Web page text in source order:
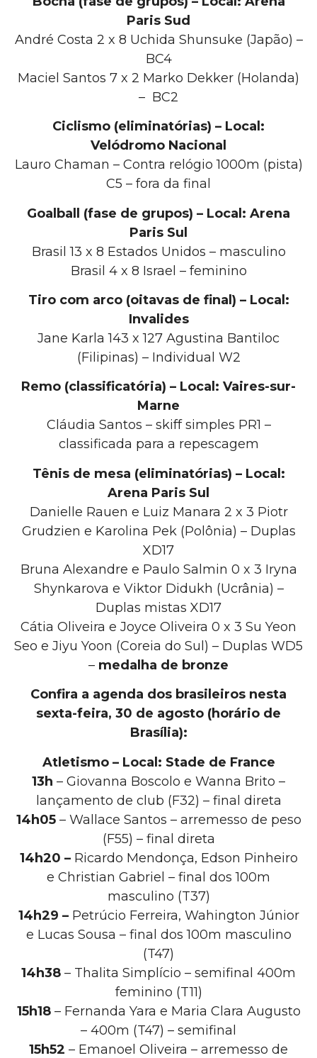
Paris Sud
André Costa 2 x 8 Uchida Shunsuke (Japão) –
BC4
Maciel Santos 7 x 2 Marko Dekker (Holanda)
– BC2
Ciclismo (eliminatórias) – Local:
Velódromo Nacional
Lauro Chaman – Contra relógio 1000m (pista)
C5 – fora da final
Goalball (fase de grupos) – Local: Arena
Paris Sul
Brasil 13 x 8 Estados Unidos – masculino
Brasil 4 x 8 Israel – feminino
Tiro com arco (oitavas de final) – Local:
Invalides
Jane Karla 143 x 127 Agustina Bantiloc
(Filipinas) – Individual W2
Remo (classificatória) – Local: Vaires-sur-
Marne
Cláudia Santos – skiff simples PR1 –
classificada para a repescagem
Tênis de mesa (eliminatórias) – Local:
Arena Paris Sul
Danielle Rauen e Luiz Manara 2 x 3 Piotr
Grudzien e Karolina Pek (Polônia) – Duplas
XD17
Bruna Alexandre e Paulo Salmin 0 x 3 Iryna
Shynkarova e Viktor Didukh (Ucrânia) –
Duplas mistas XD17
Cátia Oliveira e Joyce Oliveira 0 x 3 Su Yeon
Seo e Jiyu Yoon (Coreia do Sul) – Duplas WD5
– medalha de bronze
Confira a agenda dos brasileiros nesta
sexta-feira, 30 de agosto (horário de
Brasília):
Atletismo – Local: Stade de France
13h – Giovanna Boscolo e Wanna Brito –
lançamento de club (F32) – final direta
14h05– Wallace Santos – arremesso de peso
(F55) – final direta
14h20 –Ricardo Mendonça, Edson Pinheiro
e Christian Gabriel – final dos 100m
masculino (T37)
14h29 –Petrúcio Ferreira, Wahington Júnior
e Lucas Sousa – final dos 100m masculino
(T47)
14h38 – Thalita Simplício – semifinal 400m
feminino (T11)
15h18– Fernanda Yara e Maria Clara Augusto
– 400m (T47) – semifinal
15h52 – Emanoel Oliveira – arremesso de